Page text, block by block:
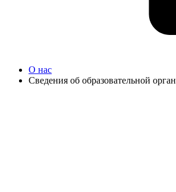
О нас
Сведения об образовательной